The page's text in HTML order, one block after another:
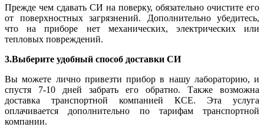
Прежде чем сдавать СИ на поверку, обязательно очистите его
от поверхностных загрязнений. Дополнительно убедитесь,
что на приборе нет механических, электрических или
тепловых повреждений.
3.Выберите удобный способ доставки СИ
Вы можете лично привезти прибор в нашу лабораторию, и
спустя 7-10 дней забрать его обратно. Также возможна
доставка транспортной компанией КСЕ. Эта услуга
оплачивается дополнительно по тарифам транспортной
компании.